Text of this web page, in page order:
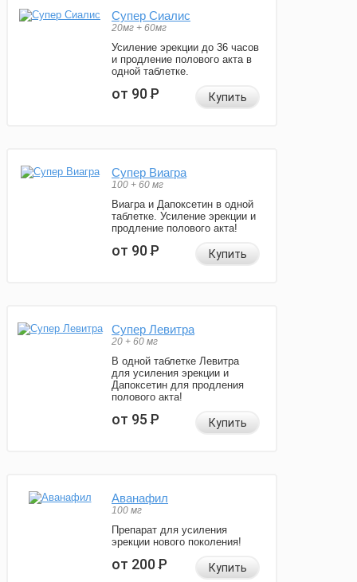
Супер Сиалис
20мг + 60мг
Усиление эрекции до 36 часов
и продление полового акта в
одной таблетке.
от 90Р Купить
Супер Виагра
100 + 60 мг
Виагра и Дапоксетин в одной
таблетке. Усиление эрекции и
продление полового акта!
от 90Р Купить
Супер Левитра
20 + 60 мг
В одной таблетке Левитра
для усиления эрекции и
Дапоксетин для продления
полового акта!
от 95Р Купить
Аванафил
100 мг
Препарат для усиления
эрекции нового поколения!
от 200Р Купить